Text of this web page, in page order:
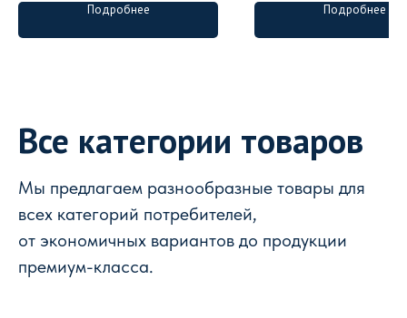
Подробнее Подробнее
Все категории товаров
Мы предлагаем разнообразные товары для
всех категорий потребителей,
от экономичных вариантов до продукции
премиум-класса.